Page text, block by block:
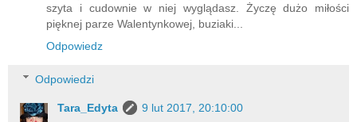
szyta i cudownie w niej wyglądasz. Życzę dużo miłości
pięknej parze Walentynkowej, buziaki...
Odpowiedz
Odpowiedzi
Tara_Edyta
9 lut 2017, 20:10:00